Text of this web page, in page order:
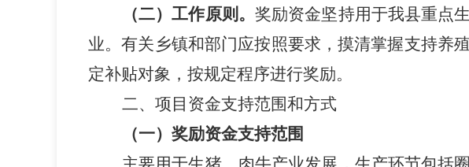
（二）工作原则。 奖励资金坚持用于我县重点
业。有关乡镇和部门应按照要求，摸清掌握支持养
定补贴对象，按规定程序进行奖励。
二、项目资金支持范围和方式
（一）奖励资金支持范围
主要用于生猪
产业发展，生产环节包括